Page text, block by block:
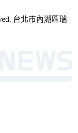
台北市內湖區瑞